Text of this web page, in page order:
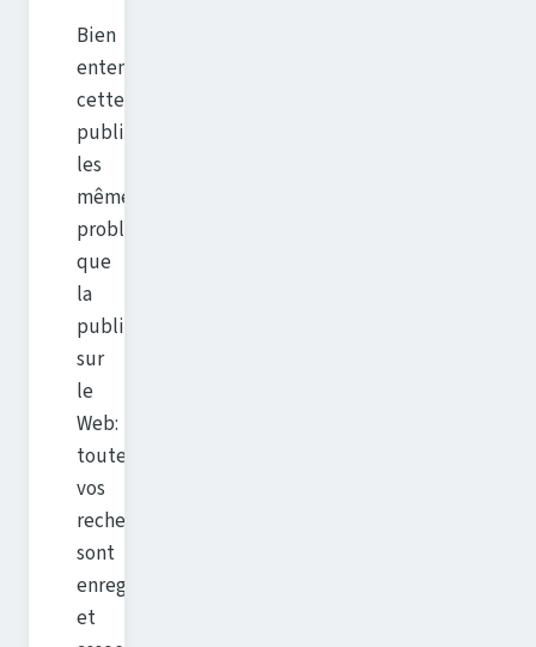
Bien
entendu
cette
publicité pose
les
mêmes
problèmes
que
la
publicité
sur
le
Web:
toutes
vos
recherches
sont
enregistrées
et